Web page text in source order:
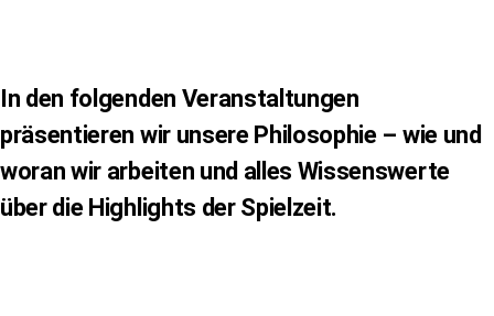
In den folgenden Veranstaltungen
präsentieren wir unsere Philosophie – wie und
woran wir arbeiten und alles Wissenswerte
über die Highlights der Spielzeit.